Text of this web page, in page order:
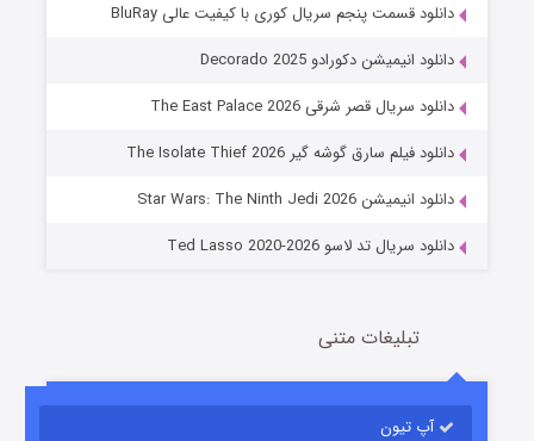
قسمت 6 (زیرنویس)
دانلود قسمت پنجم سریال کوری با کیفیت عالی BluRay
دانلود انیمیشن دکورادو Decorado 2025
دانلود سریال قصر شرقی The East Palace 2026
دانلود فیلم سارق گوشه گیر The Isolate Thief 2026
دانلود انیمیشن Star Wars: The Ninth Jedi 2026
دانلود سریال تد لاسو Ted Lasso 2020-2026
تبلیغات متنی
آپ تیون